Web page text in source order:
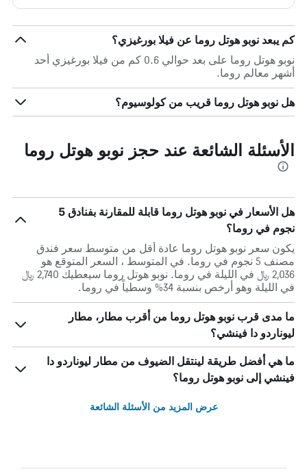
كم يبعد نوبو هوتل روما عن فيلا بورغيزي؟
نوبو هوتل روما على بعد حوالي 0.6 كم من فيلا بورغيزي أحد
أشهر معالم روما.
هل نوبو هوتل روما قريب من كولوسيوم؟
الأسئلة الشائعة عند حجز نوبو هوتل روما
هل الأسعار في نوبو هوتل روما قابلة للمقارنة بفنادق 5
نجوم في روما؟
يكون سعر نوبو هوتل روما عادة أقل من متوسط ​​سعر فندق
مصنف 5 نجوم في روما. في المتوسط ، السعر المتوقع هو
2,036 ﷼ في الليلة في روما. نوبو هوتل روما سيعطيك 2,740 ﷼
في الليلة وهو أرخص بنسبة 34% وسطياً في روما.
ما مدى قرب نوبو هوتل روما من أقرب مطار، مطار
ليوناردو دا فينشي؟
ما هي أفضل طريقة لينتقل الضيوف من مطار ليوناردو دا
فينشي إلى نوبو هوتل روما؟
عرض المزيد من الأسئلة الشائعة